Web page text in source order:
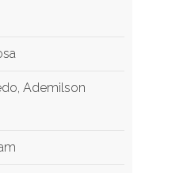
‎Ademilson